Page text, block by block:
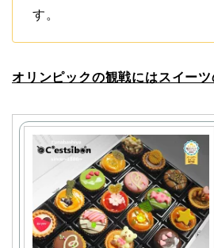
す。
オリンピックの観戦にはスイー